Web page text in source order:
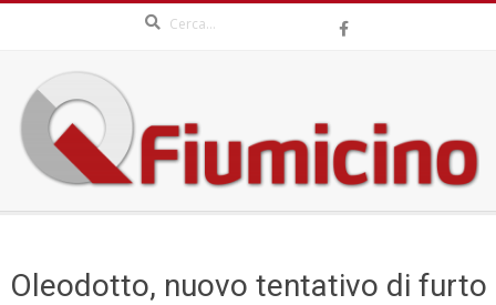
content
QFIUMICINO.COM
Menu
Oleodotto, nuovo tentativo di furto